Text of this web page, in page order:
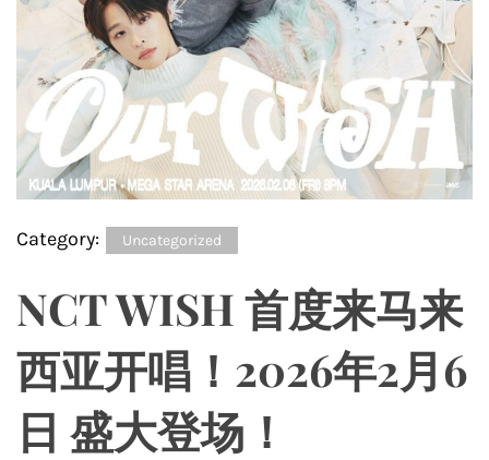
Category: Uncategorized
NCT WISH 首度来马来
西亚开唱！2026年2月6
日 盛大登场！